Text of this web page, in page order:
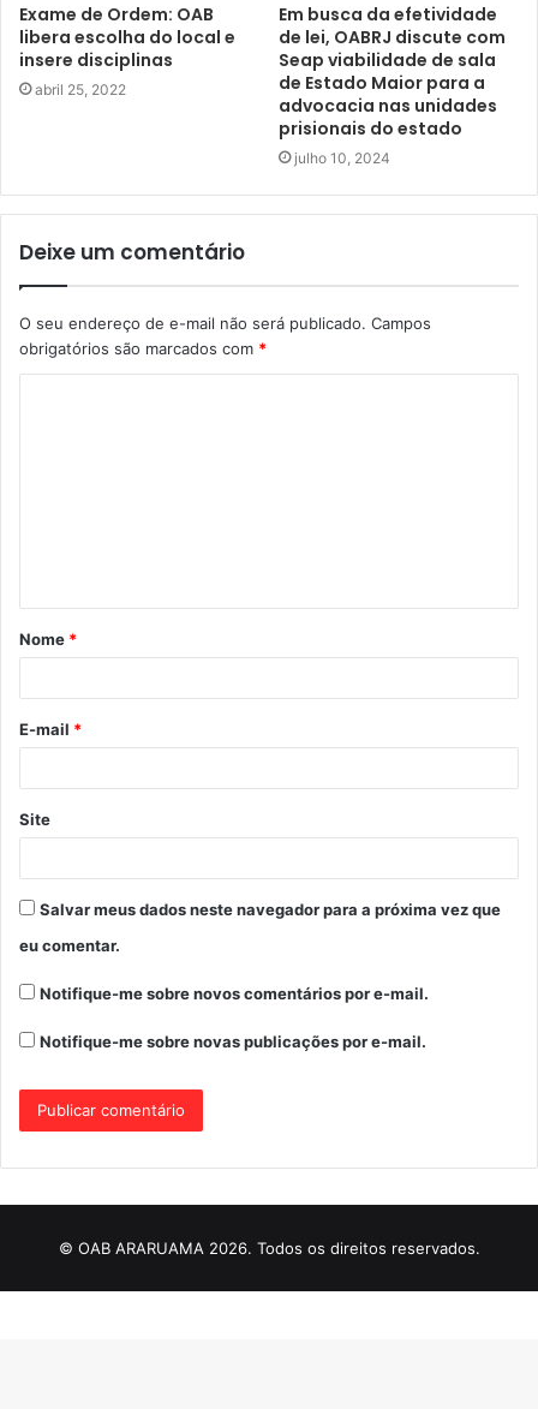
Exame de Ordem: OAB
libera escolha do local e
insere disciplinas
abril 25, 2022
Em busca da efetividade
de lei, OABRJ discute com
Seap viabilidade de sala
de Estado Maior para a
advocacia nas unidades
prisionais do estado
julho 10, 2024
Deixe um comentário
O seu endereço de e-mail não será publicado. Campos
obrigatórios são marcados com *
á
r
*
Nome *
E-mail *
Site
Salvar meus dados neste navegador para a próxima vez que
eu comentar.
Notifique-me sobre novos comentários por e-mail.
Notifique-me sobre novas publicações por e-mail.
© OAB ARARUAMA 2026. Todos os direitos reservados.